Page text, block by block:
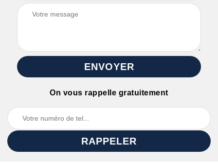
On vous rappelle gratuitement